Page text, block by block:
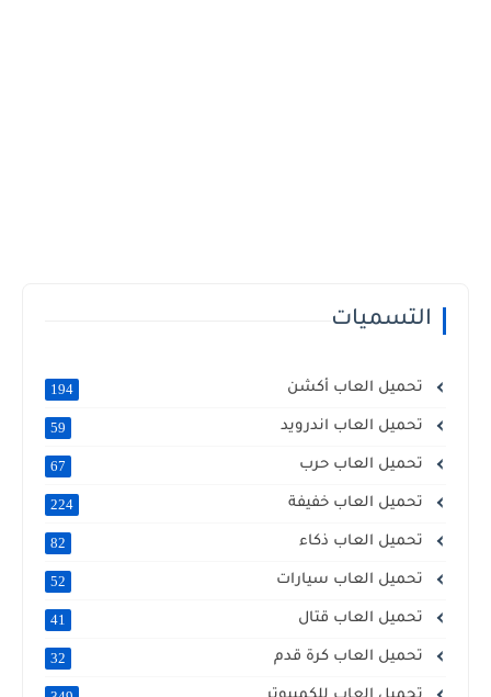
التسميات
تحميل العاب أكشن 194
تحميل العاب اندرويد 59
تحميل العاب حرب 67
تحميل العاب خفيفة 224
تحميل العاب ذكاء 82
تحميل العاب سيارات 52
تحميل العاب قتال 41
تحميل العاب كرة قدم 32